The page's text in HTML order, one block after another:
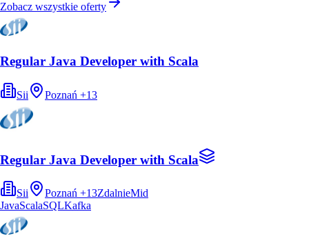
Zobacz wszystkie oferty
Regular Java Developer with Scala
Sii Poznań +13
Regular Java Developer with Scala
Sii Poznań +13ZdalnieMid
JavaScalaSQLKafka